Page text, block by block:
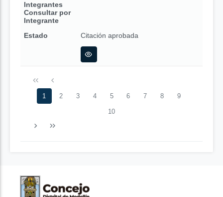
Integrantes
Consultar por
Integrante
Estado
Citación aprobada
1 2 3 4 5 6 7 8 9
10